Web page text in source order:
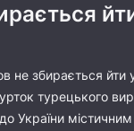
не збирається
турецького
України